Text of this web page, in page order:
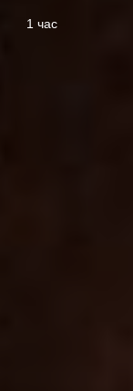
1 час